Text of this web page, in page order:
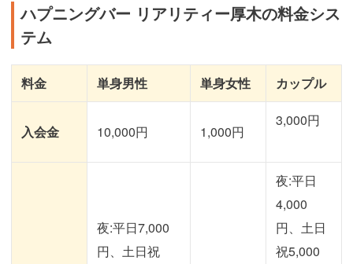
ハプニングバー リアリティー厚木の料金シス
テム
料金 単身男性 単身女性 カップル
入会金 10,000円 1,000円
3,000円
夜:平日7,000
円、土日祝
夜:平日
4,000
円、土日
祝5,000